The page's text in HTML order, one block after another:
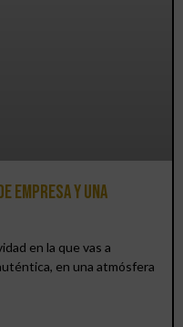
empresa y una
en la que vas a
en una atmósfera